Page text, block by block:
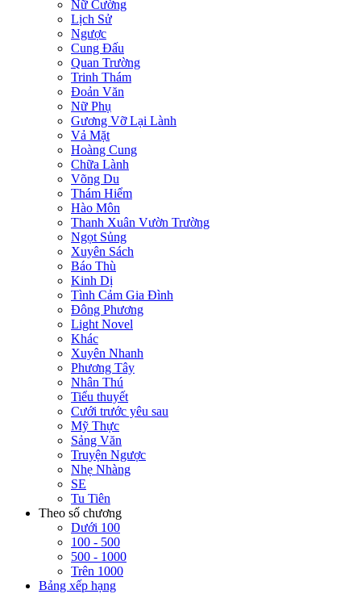
Nữ Cường
Lịch Sử
Ngược
Cung Đấu
Quan Trường
Trinh Thám
Đoản Văn
Nữ Phụ
Gương Vỡ Lại Lành
Vả Mặt
Hoàng Cung
Chữa Lành
Võng Du
Thám Hiểm
Hào Môn
Thanh Xuân Vườn Trường
Ngọt Sủng
Xuyên Sách
Báo Thù
Kinh Dị
Tình Cảm Gia Đình
Đông Phương
Light Novel
Khác
Xuyên Nhanh
Phương Tây
Nhân Thú
Tiểu thuyết
Cưới trước yêu sau
Mỹ Thực
Sảng Văn
Truyện Ngược
Nhẹ Nhàng
SE
Tu Tiên
Theo số chương
Dưới 100
100 - 500
500 - 1000
Trên 1000
Bảng xếp hạng